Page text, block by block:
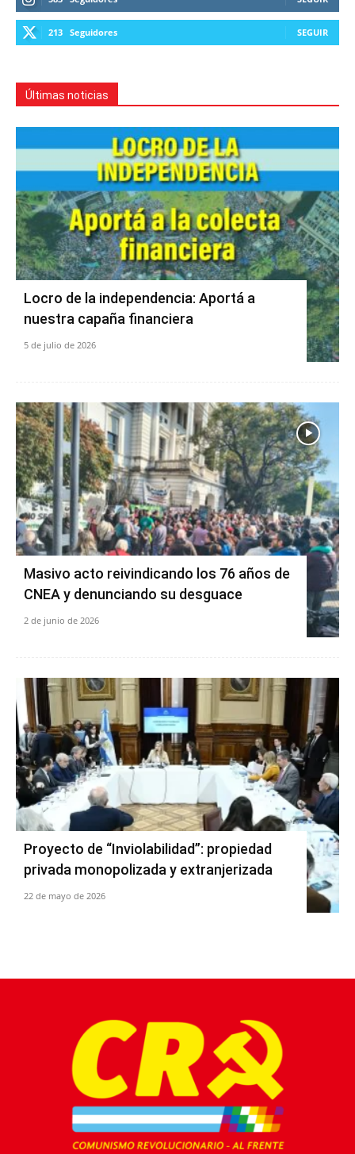
213 Seguidores SEGUIR
Últimas noticias
Locro de la independencia: Aportá a
nuestra capaña financiera
5 de julio de 2026
Masivo acto reivindicando los 76 años de
CNEA y denunciando su desguace
2 de junio de 2026
Proyecto de “Inviolabilidad”: propiedad
privada monopolizada y extranjerizada
22 de mayo de 2026